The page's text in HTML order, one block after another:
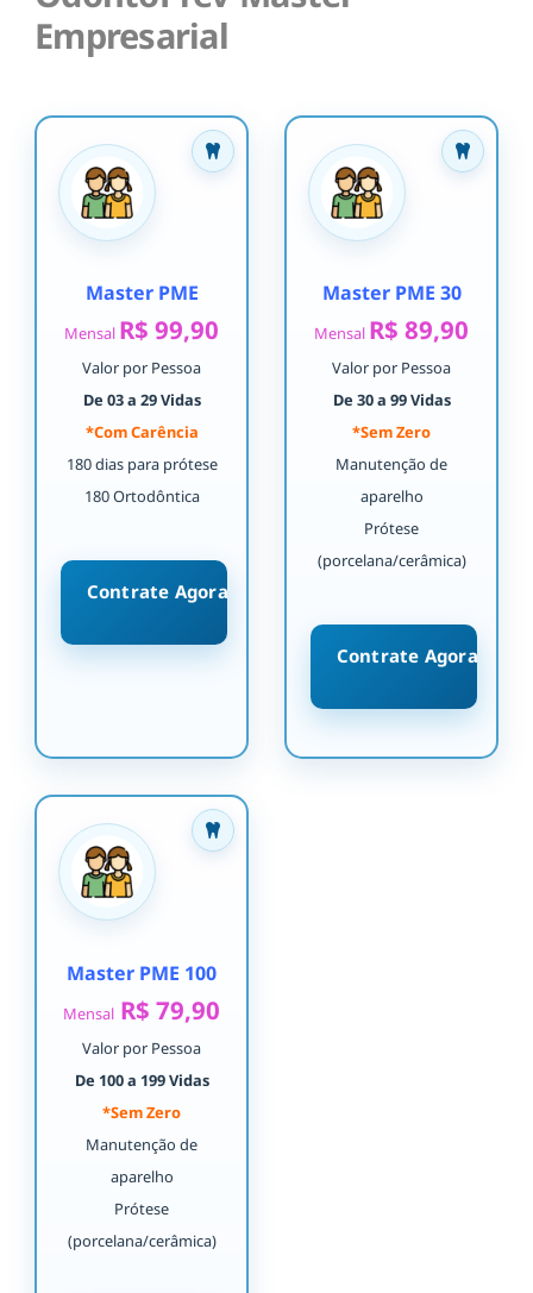
Empresarial
Master PME
Mensal R$ 99,90
Valor por Pessoa
De 03 a 29 Vidas
*Com Carência
180 dias para prótese
180 Ortodôntica
Contrate Agora
Master PME 30
Mensal R$ 89,90
Valor por Pessoa
De 30 a 99 Vidas
*Sem Zero
Manutenção de
aparelho
Prótese
(porcelana/cerâmica)
Contrate Agora
Master PME 100
Mensal R$ 79,90
Valor por Pessoa
De 100 a 199 Vidas
*Sem Zero
Manutenção de
aparelho
Prótese
(porcelana/cerâmica)